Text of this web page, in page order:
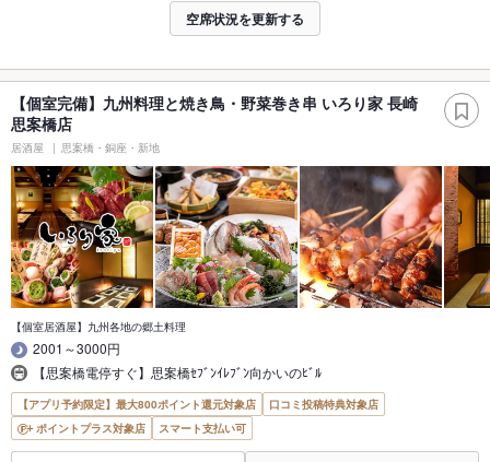
空席状況を更新する
【個室完備】九州料理と焼き鳥・野菜巻き串 いろり家 長崎
思案橋店
居酒屋 思案橋・銅座・新地
【個室居酒屋】九州各地の郷土料理
2001～3000円
【思案橋電停すぐ】思案橋ｾﾌﾞﾝｲﾚﾌﾞﾝ向かいのﾋﾞﾙ
【アプリ予約限定】最大800ポイント還元対象店
口コミ投稿特典対象店
ポイントプラス対象店
スマート支払い可